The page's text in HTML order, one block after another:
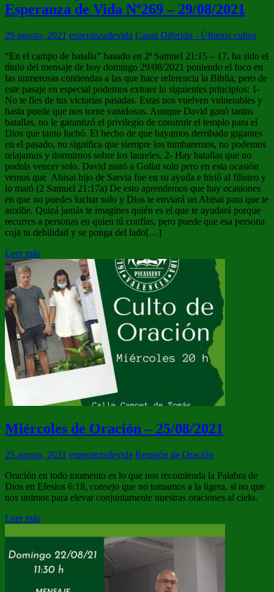
Esperanza de Vida Nº269 – 29/08/2021
29 agosto, 2021 esperanzadevida Canal Diferido - Últimos cultos
“En el campo de batalla” basado en 2ª Samuel 21:15 – 17, ha sido el
título del mensaje de hoy domingo 29/08/2021 poniendo el foco en
las numerosas contiendas a las que hace referencia la Biblia, pero de
este pasaje en especial podemos extraer lo siguientes principios: 1-
No te fíes de tus victorias pasadas. Estas nos vuelven vulnerables y
hasta puede que nos torne vanidosos. Aunque David ganó tantas
batallas, no le garantizó el privilegio de construir el templo para el
Dios que tanto luchó. El hecho de que hayamos derribado gigantes
en el pasado, no significa que siempre los tumbaremos, no podemos
relajarnos y dormirnos sobre los laureles. 2- Hay batallas que no
podrás vencer solo. David mató a Goliat solo pero en esta ocasión
vemos que Abisai hijo de Sarvia fue en su ayuda e hirió al filisteo y
lo mató (2 Samuel 21:17a) De esto aprendemos que hay ocasiones
en que no puedes luchar solo y Dios te enviará un Abisai para que te
auxilie. Quizá jamás te imagines quién es el que te ayudará porque
recurres a personas en quien tú confías, pero puede que esa persona
coja tu debilidad y se ponga del lado[…]
Leer más
Miércoles de Oración – 25/08/2021
25 agosto, 2021 esperanzadevida Reunión de Oración
Oración en todo momento es lo que nos recomienda la Palabra de
Dios en Efesios 6:18, consejo que no tomamos a la ligera, si no que
nos unimos para elevar conjuntamente nuestras oraciones al cielo.
Leer más